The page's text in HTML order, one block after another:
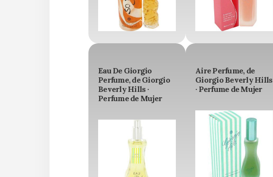
Eau De Giorgio
Perfume, de Giorgio
Beverly Hills ·
Perfume de Mujer
Aire Perfume, de
Giorgio Beverly Hills
· Perfume de Mujer